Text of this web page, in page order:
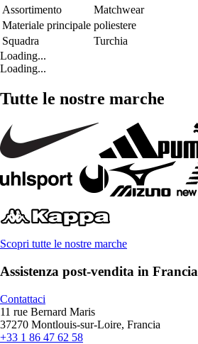
Assortimento
Matchwear
Materiale principale poliestere
Squadra
Turchia
Loading...
Loading...
Tutte le nostre marche
Scopri tutte le nostre marche
Assistenza post-vendita in Francia
Contattaci
11 rue Bernard Maris
37270 Montlouis-sur-Loire, Francia
+33 1 86 47 62 58